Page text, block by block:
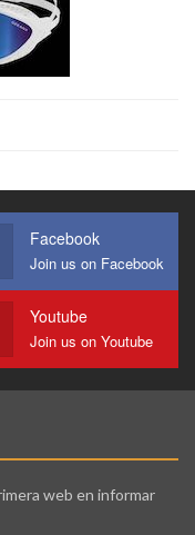
Facebook
Join us on Facebook
Youtube
Join us on Youtube
web en informar